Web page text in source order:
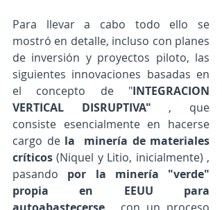
Para llevar a cabo todo ello se
mostró en detalle, incluso con planes
de inversión y proyectos piloto, las
siguientes innovaciones basadas en
el concepto de "INTEGRACION
VERTICAL DISRUPTIVA" , que
consiste esencialmente en hacerse
cargo de la  minería de materiales
críticos (Niquel y Litio, inicialmente) ,
pasando por la minería "verde"
propia en EEUU para